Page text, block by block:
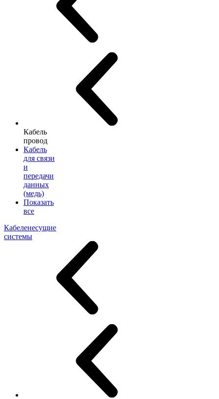
Кабель
провод
Кабель
для связи
и
передачи
данных
(медь)
Показать
все
Кабеленесущие
системы